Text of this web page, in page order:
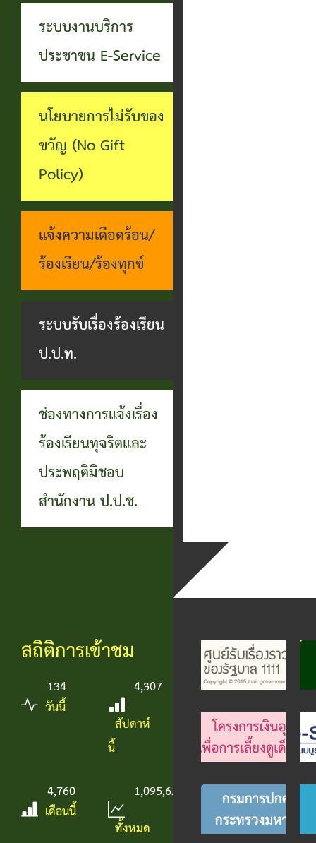
Service)
เว็บไซต์
ระบบงานบริการ
ประชาชน E-Service
นโยบายการไม่รับของ
ขวัญ (No Gift
Policy)
แจ้งความเดือดร้อน/
ร้องเรียน/ร้องทุกข์
ระบบรับเรื่องร้องเรียน
ป.ป.ท.
ช่องทางการแจ้งเรื่อง
ร้องเรียนทุจริตและ
ประพฤติมิชอบ
สำนักงาน ป.ป.ช.
สถิติการเข้าชม
134
วันนี้
4,307
สัปดาห์
นี้
4,760
เดือนนี้
1,095,627
ทั้งหมด